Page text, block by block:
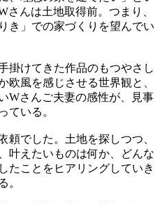
さんは土地取得前。つまり、
き」での家づくりを望んでい
掛けてきた作品のもつやさし
欧風を感じさせる世界観と、
Wさんご夫妻の感性が、見事
ている。
頼でした。土地を探しつつ、
叶えたいものは何か、どんな
たことをヒアリングしていき
。